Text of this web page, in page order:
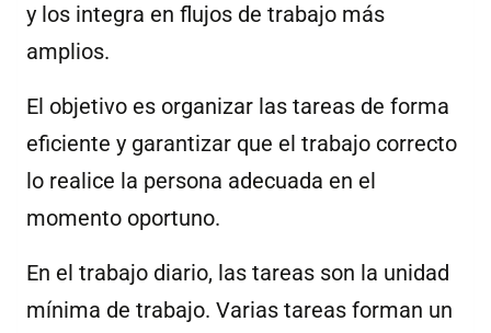
y los integra en flujos de trabajo más
amplios.
El objetivo es organizar las tareas de forma
eficiente y garantizar que el trabajo correcto
lo realice la persona adecuada en el
momento oportuno.
En el trabajo diario, las tareas son la unidad
mínima de trabajo. Varias tareas forman un